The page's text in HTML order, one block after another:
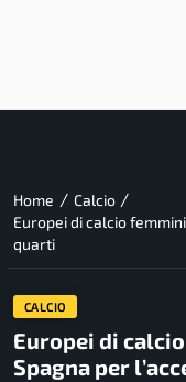
Home / Calcio /
Europei di calcio
quarti
CALCIO
Europei di
Spagna per